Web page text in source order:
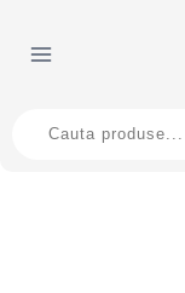
content
search